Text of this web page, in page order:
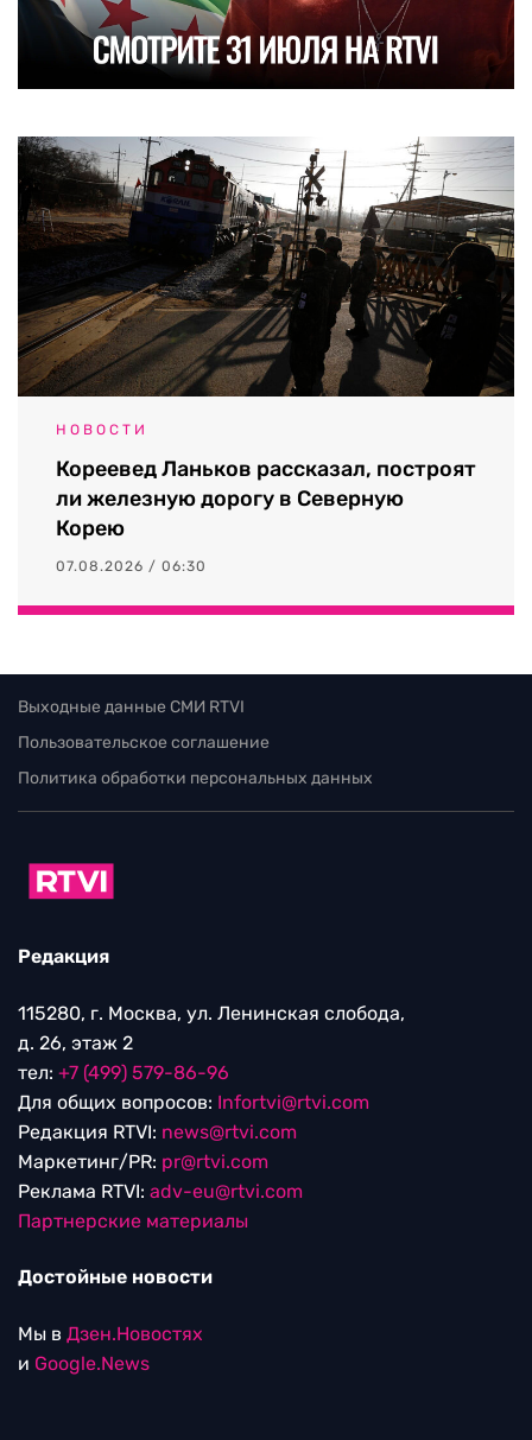
НОВОСТИ
Кореевед Ланьков рассказал, построят
ли железную дорогу в Северную
Корею
07.08.2026 / 06:30
Выходные данные СМИ RTVI
Пользовательское соглашение
Политика обработки персональных данных
Редакция
115280, г. Москва, ул. Ленинская слобода,
д. 26, этаж 2
тел: +7 (499) 579-86-96
Для общих вопросов: Infortvi@rtvi.com
Редакция RTVI: news@rtvi.com
Маркетинг/PR: pr@rtvi.com
Реклама RTVI: adv-eu@rtvi.com
Партнерские материалы
Достойные новости
Мы в Дзен.Новостях
и Google.News